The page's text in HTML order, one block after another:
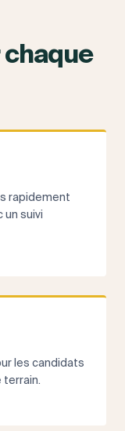
chaque
rapidement
suivi
les candidats
terrain.